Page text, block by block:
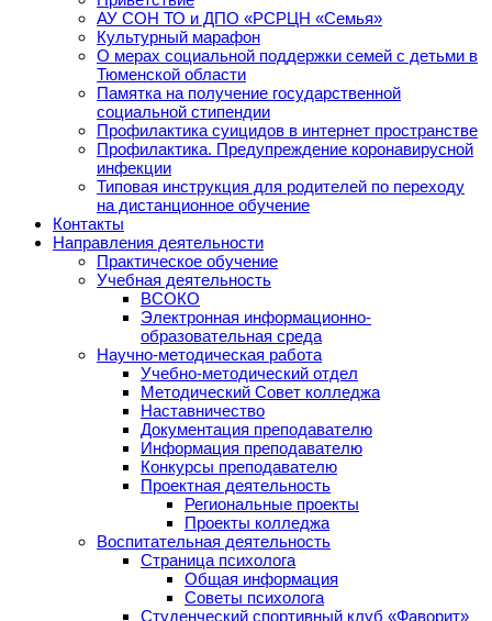
АУ СОН ТО и ДПО «РСРЦН «Семья»
Культурный марафон
О мерах социальной поддержки семей с детьми в
Тюменской области
Памятка на получение государственной
социальной стипендии
Профилактика суицидов в интернет пространстве
Профилактика. Предупреждение коронавирусной
инфекции
Типовая инструкция для родителей по переходу
на дистанционное обучение
Контакты
Направления деятельности
Практическое обучение
Учебная деятельность
ВСОКО
Электронная информационно-
образовательная среда
Научно-методическая работа
Учебно-методический отдел
Методический Совет колледжа
Наставничество
Документация преподавателю
Информация преподавателю
Конкурсы преподавателю
Проектная деятельность
Региональные проекты
Проекты колледжа
Воспитательная деятельность
Страница психолога
Общая информация
Советы психолога
Студенческий спортивный клуб «Фаворит»